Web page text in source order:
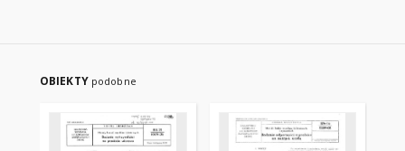
OBIEKTY podobne